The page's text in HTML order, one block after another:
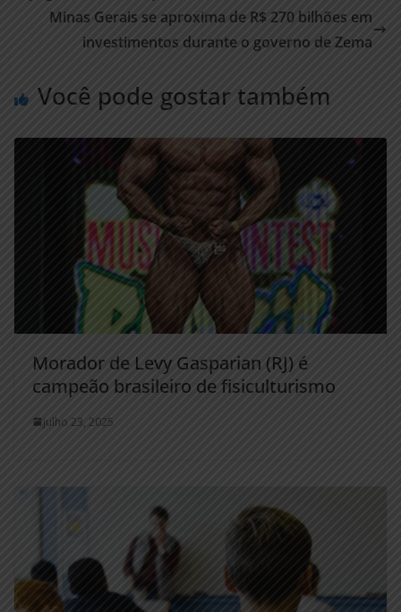
Minas Gerais se aproxima de R$ 270 bilhões em
investimentos durante o governo de Zema
Você pode gostar também
Morador de Levy Gasparian (RJ) é
campeão brasileiro de fisiculturismo
julho 23, 2025